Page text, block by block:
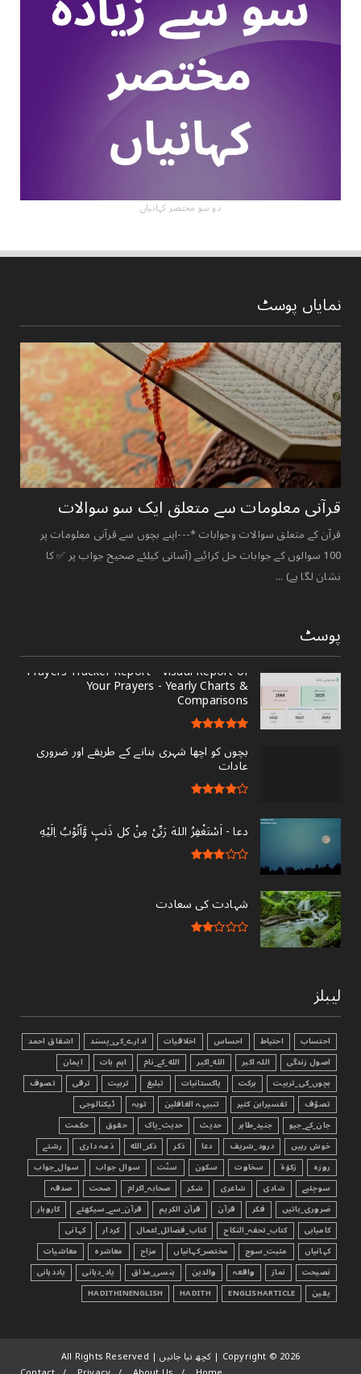
دو سو مختصر کہانیاں
نمایاں پوسٹ
قرآنی ‏معلومات ‏سے ‏متعلق ‏ایک ‏سو ‏سوالات ‏
قرآن کے متعلق سوالات وجوابات *---اپنے بچوں سے قرآنی معلومات پر
100 سوالوں کے جوابات حل کرائیے (آسانی کیلئے صحیح جواب پر ✅ کا
نشان لگا ہے) ...
پوسٹ
Prayers Tracker Report - Visual Report of
Your Prayers - Yearly Charts &
Comparisons
بچوں کو اچھا شہری بنانے کے طریقے اور ضروری
عادات
دعا - ‎اَسْتَغْفِرُ اللهَ رَبِّىْ مِنْ کل ذَنبٍ وَّاَتُوْبُ اِلَيْهِ
شہادت کی سعادت
لیبلز
احتساب احتیاط احساس اخلاقیات ادارے_کی_پسند
اشفاق احمد
اصول زندگی
اللہ اکبر الله_اکبر الله_کے_نام اہم بات
ایمان
بچوں_کی_تربیت
برکت پاکستانیات تبليغ تربیت ترقی
تصوف
تصوّف
تفسیرابن کثیر تنبیہہ الغافلین توبہ
ٹیکنالوجی
جان_کے_جیو
جنید_طاہر حدیث حدیث_پاک حقوق
حکمت
خوش رہیں
درود_شریف دعا ذکر ذکر_الله ذمہ داری
رشتے
روزہ
زکوٰۃ سخاوت سکون سنّت سوال جواب
سوال_جواب
سوچئیے
شادی شاعری شکر صحابہ_اکرام صحت
صدقہ
ضروری_باتیں
فکر قرآن قرآن الکریم قرآن_سے_سیکھئے
کاروبار
کامیابی
کتاب_تحفہ_النکاح کتاب_فضائل_اعمال کردار
کہانی
کہانیاں
مثبت_سوچ مختصر_کہانیاں مزاح معاشرہ
معاشیات
نصیحت
نماز واقعہ والدین ہنسی_مذاق یاد_دہانی
یاددہانی
یقین
ENGLISHARTICLE
HADITH
HADITHINENGLISH
Copyright © 2026 | کچھ نیا جانیں | All Rights Reserved